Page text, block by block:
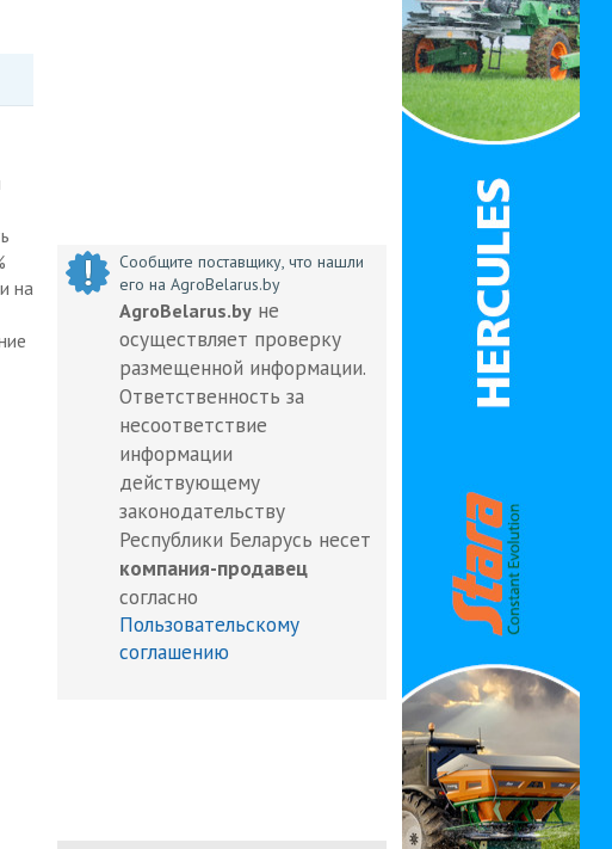
на
Сообщите поставщику, что нашли
его на AgroBelarus.by
AgroBelarus.by не
осуществляет проверку
размещенной информации.
Ответственность за
несоответствие
информации
действующему
законодательству
Республики Беларусь несет
компания-продавец
согласно
Пользовательскому
соглашению